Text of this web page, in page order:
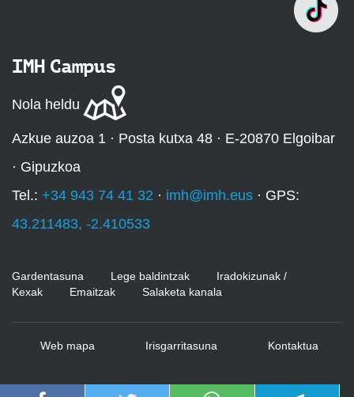
IMH Campus
Nola heldu
Azkue auzoa 1 · Posta kutxa 48 · E-20870 Elgoibar
· Gipuzkoa
Tel.: +34 943 74 41 32 · imh@imh.eus · GPS:
43.211483, -2.410533
Gardentasuna Lege baldintzak
Iradokizunak /
Kexak
Emaitzak Salaketa kanala
Web mapa Irisgarritasuna Kontaktua